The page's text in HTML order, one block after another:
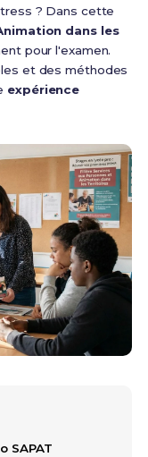
? Dans cette
dans les
pour l'examen.
et des méthodes
expérience
SAPAT